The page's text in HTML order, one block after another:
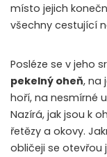
místo jejich
všechny cestující
Posléze se v jeho
pekelný oheň, na
hoří, na nesmírné
Nazírá, jak jsou k
řetězy a okovy.
obličeji se otevřou